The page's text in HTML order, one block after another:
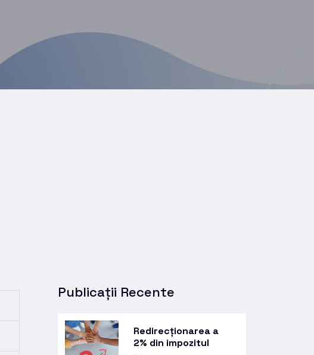
Publicații Recente
Redirecționarea a
2% din impozitul